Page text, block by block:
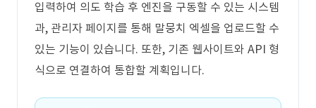
입력하여 의도 학습 후 엔진을 구동할 수 있는 시스템
과, 관리자 페이지를 통해 말뭉치 엑셀을 업로드할 수
있는 기능이 있습니다. 또한, 기존 웹사이트와 API 형
식으로 연결하여 통합할 계획입니다.